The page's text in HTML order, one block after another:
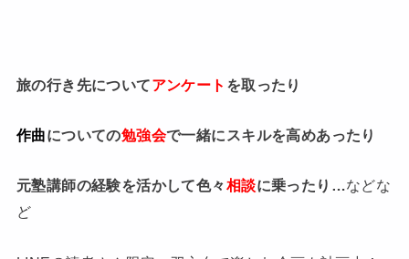
旅の行き先についてアンケート を取ったり
作曲についての勉強会で一緒にスキルを高めあったり
元塾講師の経験を活かして色々相談に乗ったり…などな
ど